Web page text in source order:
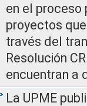
en el proceso
proyectos
través del
Resolución
encuentran a
La UPME